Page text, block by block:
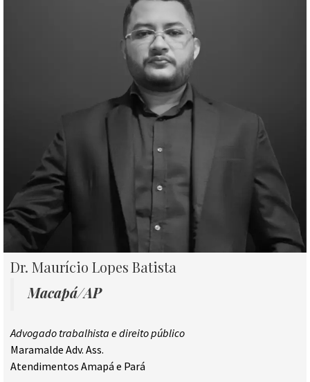
Dr. Maurício Lopes Batista
Macapá/AP
Advogado trabalhista e direito público
Maramalde Adv. Ass.
Atendimentos Amapá e Pará